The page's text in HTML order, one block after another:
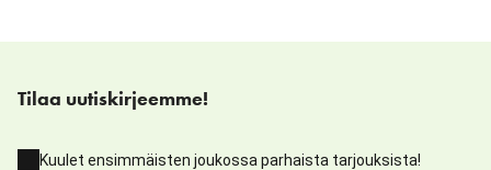
Tilaa uutiskirjeemme!
Kuulet ensimmäisten joukossa parhaista tarjouksista!